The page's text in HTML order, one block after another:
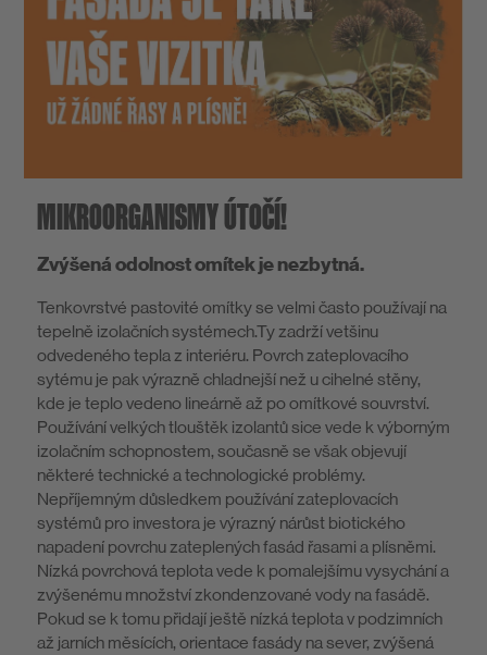
O nás
MIKROORGANISMY ÚTOČÍ!
Zvýšená odolnost omítek je nezbytná.
Tenkovrstvé pastovité omítky se velmi často používají na
tepelně izolačních systémech.Ty zadrží vetšinu
odvedeného tepla z interiéru. Povrch zateplovacího
sytému je pak výrazně chladnejší než u cihelné stěny,
kde je teplo vedeno lineárně až po omítkové souvrství.
Používání velkých tlouštěk izolantů sice vede k výborným
izolačním schopnostem, současně se však objevují
některé technické a technologické problémy.
Nepříjemným důsledkem používání zateplovacích
systémů pro investora je výrazný nárůst biotického
napadení povrchu zateplených fasád řasami a plísněmi.
Nízká povrchová teplota vede k pomalejšímu vysychání a
zvýšenému množství zkondenzované vody na fasádě.
Pokud se k tomu přidají ještě nízká teplota v podzimních
až jarních měsících, orientace fasády na sever, zvýšená